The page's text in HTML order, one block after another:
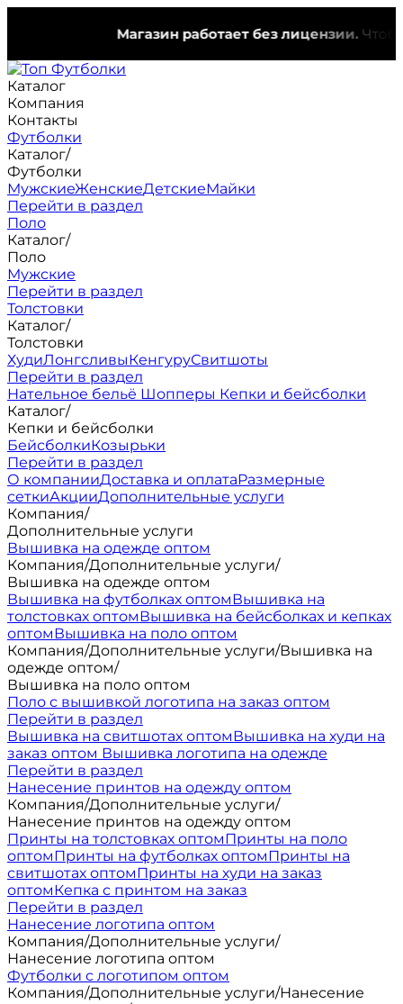
Магазин работает без лицензии.Чтобы
Каталог
Компания
Контакты
Футболки
Каталог/
Футболки
МужскиеЖенскиеДетскиеМайки
Перейти в раздел
Поло
Каталог/
Поло
Мужские
Перейти в раздел
Толстовки
Каталог/
Толстовки
ХудиЛонгсливыКенгуруСвитшоты
Перейти в раздел
Нательное бельё Шопперы Кепки и бейсболки
Каталог/
Кепки и бейсболки
БейсболкиКозырьки
Перейти в раздел
О компанииДоставка и оплатаРазмерные
сеткиАкцииДополнительные услуги
Компания/
Дополнительные услуги
Вышивка на одежде оптом
Компания/Дополнительные услуги/
Вышивка на одежде оптом
Вышивка на футболках оптомВышивка на
толстовках оптомВышивка на бейсболках и кепках
оптомВышивка на поло оптом
Компания/Дополнительные услуги/Вышивка на
одежде оптом/
Вышивка на поло оптом
Поло с вышивкой логотипа на заказ оптом
Перейти в раздел
Вышивка на свитшотах оптомВышивка на худи на
заказ оптом Вышивка логотипа на одежде
Перейти в раздел
Нанесение принтов на одежду оптом
Компания/Дополнительные услуги/
Нанесение принтов на одежду оптом
Принты на толстовках оптомПринты на поло
оптомПринты на футболках оптомПринты на
свитшотах оптомПринты на худи на заказ
оптомКепка с принтом на заказ
Перейти в раздел
Нанесение логотипа оптом
Компания/Дополнительные услуги/
Нанесение логотипа оптом
Футболки с логотипом оптом
Компания/Дополнительные услуги/Нанесение